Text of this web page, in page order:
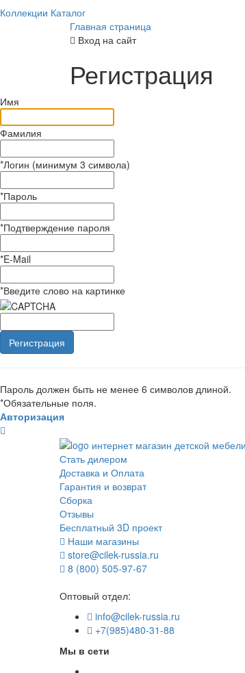
Коллекции Каталог
Главная страница
Вход на сайт
Регистрация
Имя
Фамилия
*Логин (минимум 3 символа)
*Пароль
*Подтверждение пароля
*E-Mail
*Введите слово на картинке
Пароль должен быть не менее 6 символов длиной.
*Обязательные поля.
Авторизация
Стать дилером
Доставка и Оплата
Гарантия и возврат
Сборка
Отзывы
Бесплатный 3D проект
Наши магазины
store@cilek-russia.ru
8 (800) 505-97-67
Оптовый отдел:
info@cilek-russia.ru
+7(985)480-31-88
Мы в сети